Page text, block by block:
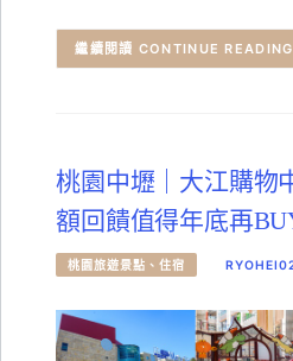
CONTINUE READING
桃園中壢｜大江購物
額回饋值得年底再
桃園旅遊景點、住宿